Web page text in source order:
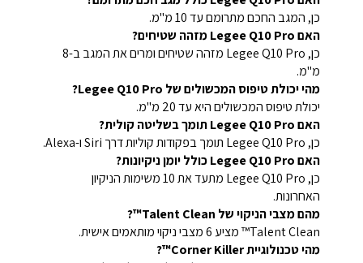
כן, המגב החכם מתרומם עד 10 מ"מ.
האם Legee Q10 Pro מזהה שטיחים?
כן, Legee Q10 Pro מזהה שטיחים ומרים את המגב ב-8
מ"מ.
מהי יכולת טיפוס המכשולים של Legee Q10 Pro?
יכולת טיפוס המכשולים היא עד 20 מ"מ.
האם Legee Q10 Pro תומך בשליטה קולית?
כן, Legee Q10 Pro תומך בפקודות קוליות דרך Siri ו-Alexa.
האם Legee Q10 Pro כולל יומן ניקיונות?
כן, Legee Q10 Pro מתעד את 10 משימות הניקיון
האחרונות.
מהם מצבי הניקוי של Talent Clean™?
Talent Clean™ מציע 6 מצבי ניקוי מותאמים אישית.
מהי טכנולוגיית Corner Killer™?